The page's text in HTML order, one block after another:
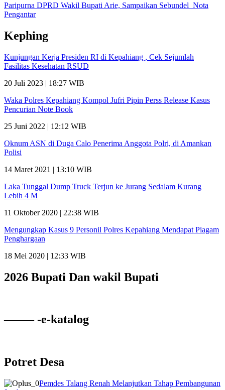
Paripurna DPRD Wakil Bupati Arie, Sampaikan Sebundel Nota
Pengantar
Kephing
Kunjungan Kerja Presiden RI di Kepahiang , Cek Sejumlah
Fasilitas Kesehatan RSUD
20 Juli 2023 | 18:27 WIB
Waka Polres Kepahiang Kompol Jufri Pipin Perss Release Kasus
Pencurian Note Book
25 Juni 2022 | 12:12 WIB
Oknum ASN di Duga Calo Penerima Anggota Polri, di Amankan
Polisi
14 Maret 2021 | 13:10 WIB
Laka Tunggal Dump Truck Terjun ke Jurang Sedalam Kurang
Lebih 4 M
11 Oktober 2020 | 22:38 WIB
Mengungkap Kasus 9 Personil Polres Kepahiang Mendapat Piagam
Penghargaan
18 Mei 2020 | 12:33 WIB
2026 Bupati Dan wakil Bupati
——– -e-katalog
Potret Desa
Pemdes Talang Renah Melanjutkan Tahap Pembangunan